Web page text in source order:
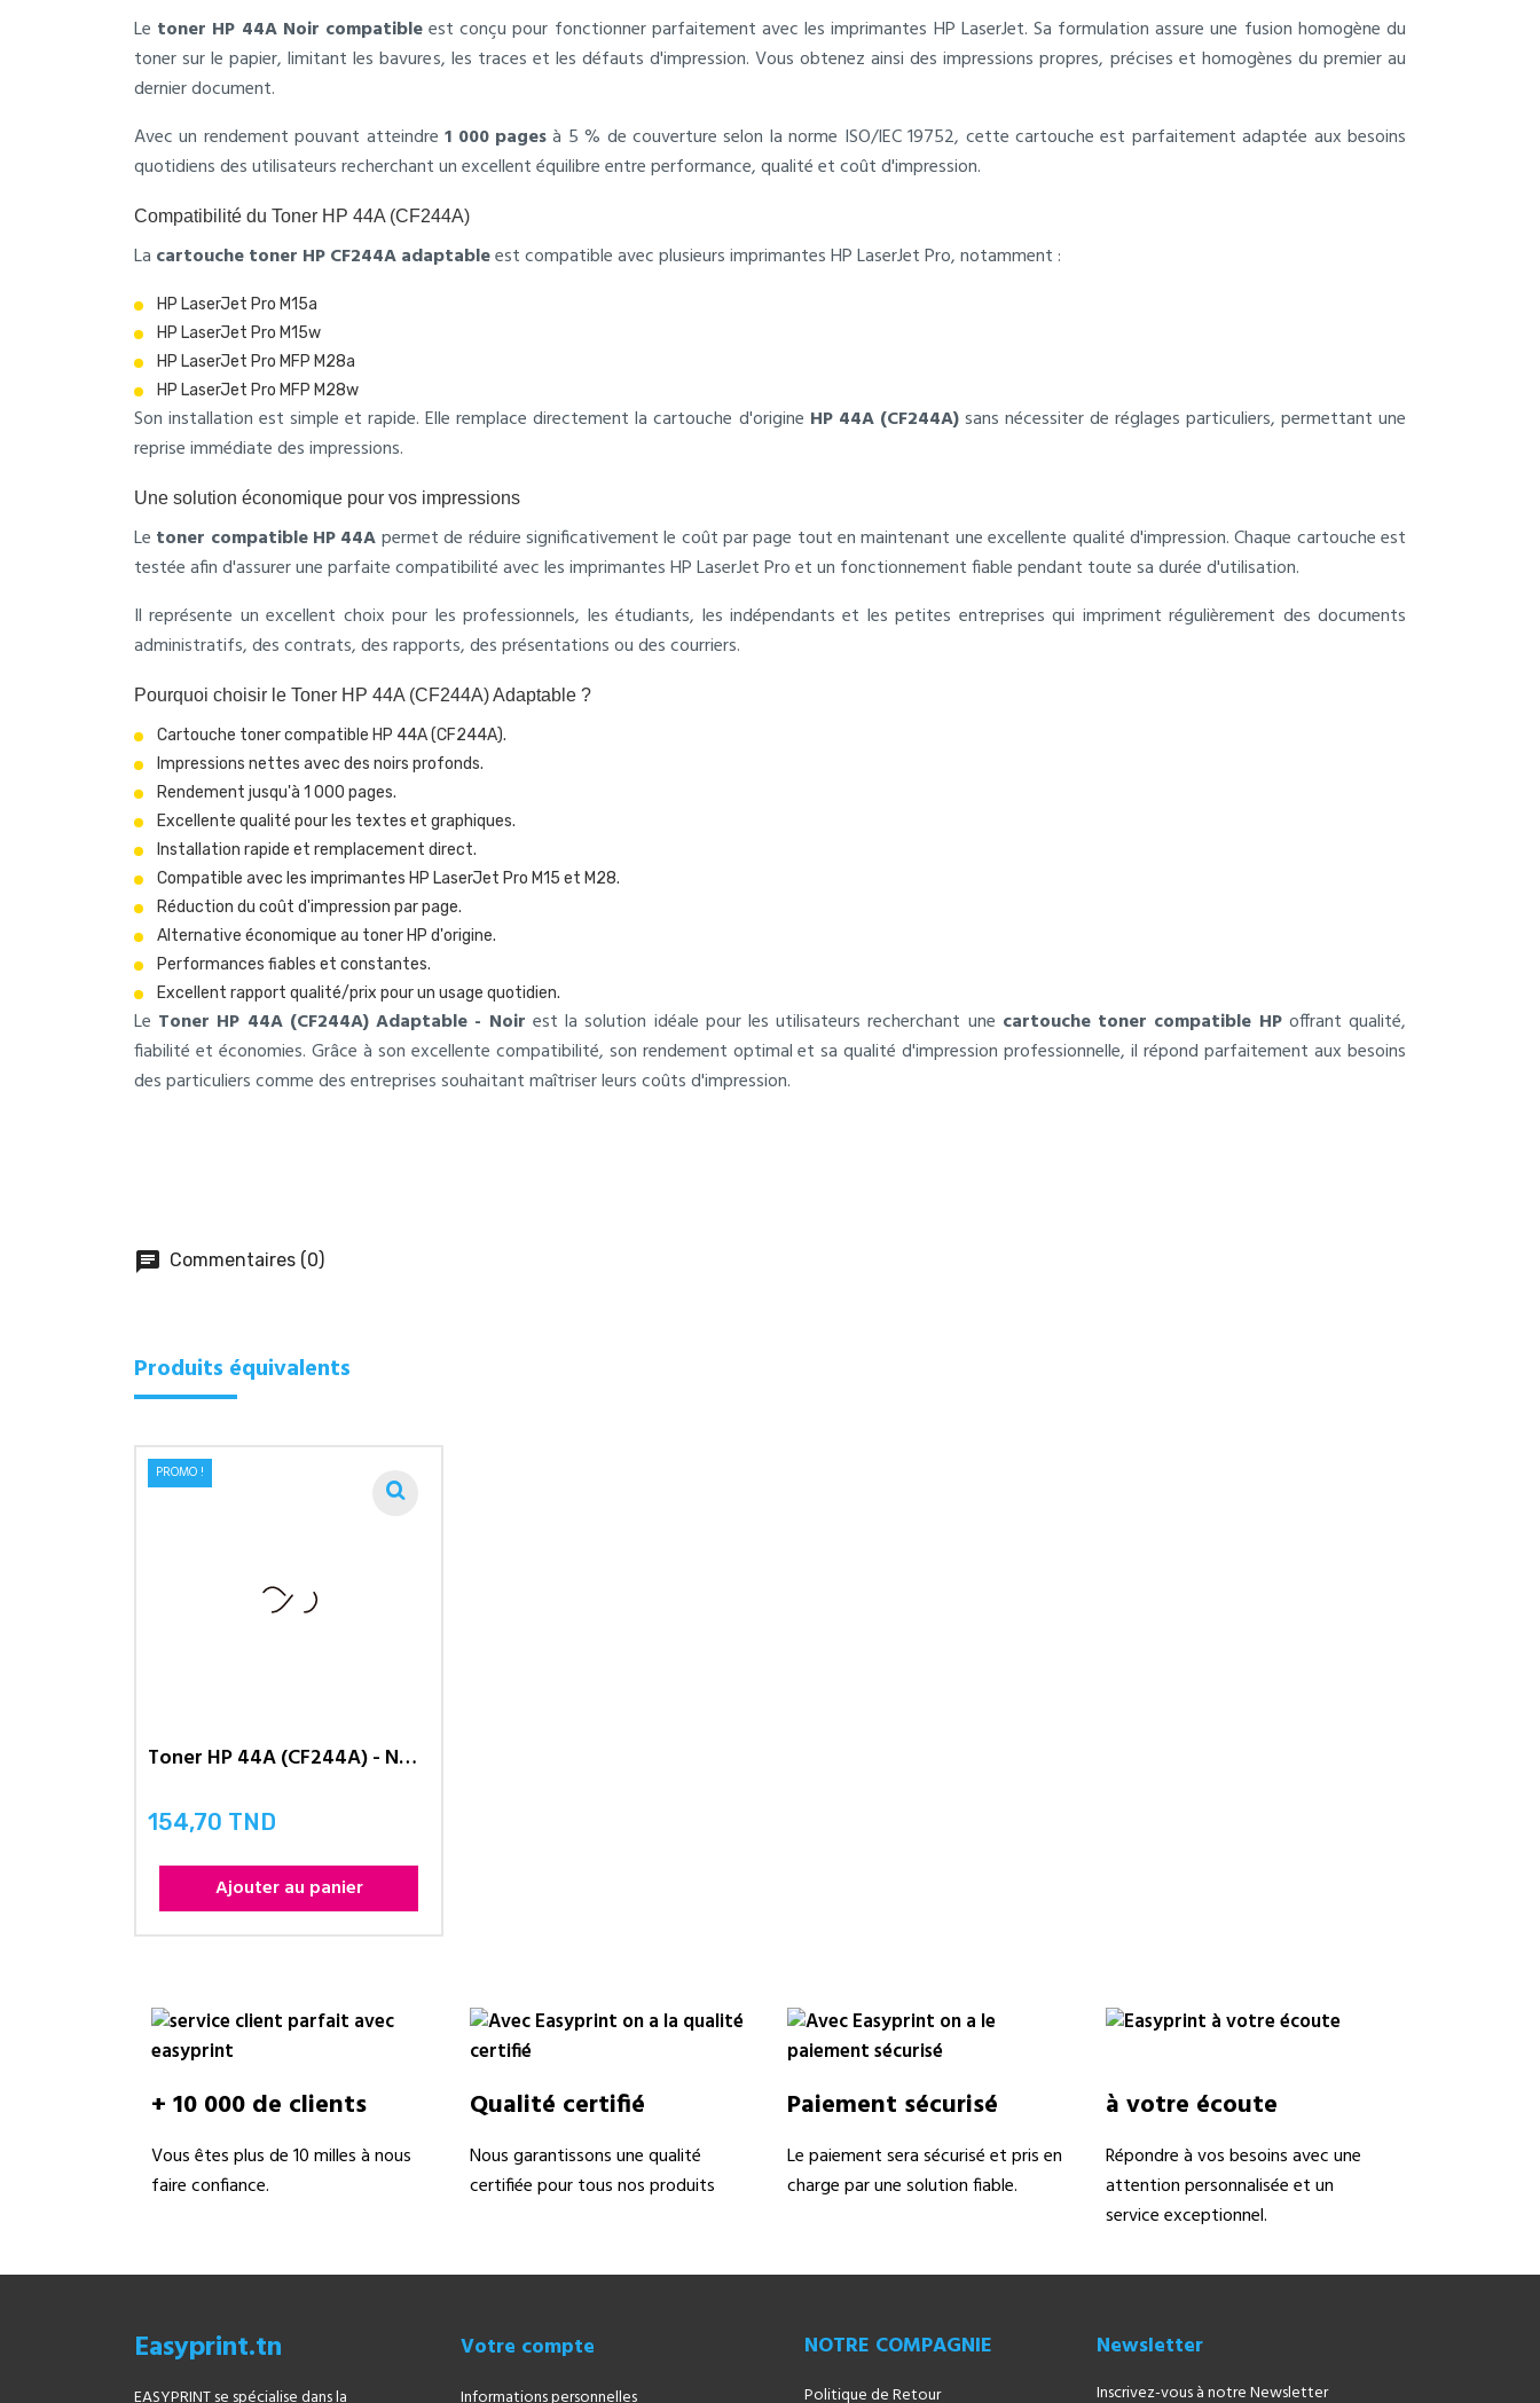
Le toner HP 44A Noir compatibleest conçu pour fonctionner parfaitement avec les imprimantes HP LaserJet. Sa formulation assure une fusion homogène du
toner sur le papier, limitant les bavures, les traces et les défauts d'impression. Vous obtenez ainsi des impressions propres, précises et homogènes du premier au
dernier document.
Avec un rendement pouvant atteindre1 000 pagesà 5 % de couverture selon la norme ISO/IEC 19752, cette cartouche est parfaitement adaptée aux besoins
quotidiens des utilisateurs recherchant un excellent équilibre entre performance, qualité et coût d'impression.
Compatibilité du Toner HP 44A (CF244A)
La cartouche toner HP CF244A adaptableest compatible avec plusieurs imprimantes HP LaserJet Pro, notamment :
HP LaserJet Pro M15a
HP LaserJet Pro M15w
HP LaserJet Pro MFP M28a
HP LaserJet Pro MFP M28w
Son installation est simple et rapide. Elle remplace directement la cartouche d'origine HP 44A (CF244A)sans nécessiter de réglages particuliers, permettant une
reprise immédiate des impressions.
Une solution économique pour vos impressions
Le toner compatible HP 44Apermet de réduire significativement le coût par page tout en maintenant une excellente qualité d'impression. Chaque cartouche est
testée afin d'assurer une parfaite compatibilité avec les imprimantes HP LaserJet Pro et un fonctionnement fiable pendant toute sa durée d'utilisation.
Il représente un excellent choix pour les professionnels, les étudiants, les indépendants et les petites entreprises qui impriment régulièrement des documents
administratifs, des contrats, des rapports, des présentations ou des courriers.
Pourquoi choisir le Toner HP 44A (CF244A) Adaptable ?
Cartouche toner compatible HP 44A (CF244A).
Impressions nettes avec des noirs profonds.
Rendement jusqu'à 1 000 pages.
Excellente qualité pour les textes et graphiques.
Installation rapide et remplacement direct.
Compatible avec les imprimantes HP LaserJet Pro M15 et M28.
Réduction du coût d'impression par page.
Alternative économique au toner HP d'origine.
Performances fiables et constantes.
Excellent rapport qualité/prix pour un usage quotidien.
Le Toner HP 44A (CF244A) Adaptable - Noir est la solution idéale pour les utilisateurs recherchant une cartouche toner compatible HPoffrant qualité,
fiabilité et économies. Grâce à son excellente compatibilité, son rendement optimal et sa qualité d'impression professionnelle, il répond parfaitement aux besoins
des particuliers comme des entreprises souhaitant maîtriser leurs coûts d'impression.
chat Commentaires (0)
Produits équivalents
Toner HP 44A (CF244A) - NOIR
Prix
154,70 TND
Ajouter au panier
PROMO !
+ 10 000 de clients
Vous êtes plus de 10 milles à nous
faire confiance.
Qualité certifié
Nous garantissons une qualité
certifiée pour tous nos produits
Paiement sécurisé
Le paiement sera sécurisé et pris en
charge par une solution fiable.
à votre écoute
Répondre à vos besoins avec une
attention personnalisée et un
service exceptionnel.
Easyprint.tn Votre compte NOTRE COMPAGNIE
Politique de Retour
Newsletter
Inscrivez-vous à notre Newsletter